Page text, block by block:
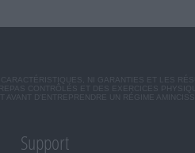
NI GARANTIES ET LES
CONTRÔLÉS ET DES EXERCICES
D'ENTREPRENDRE UN RÉGIME
Support